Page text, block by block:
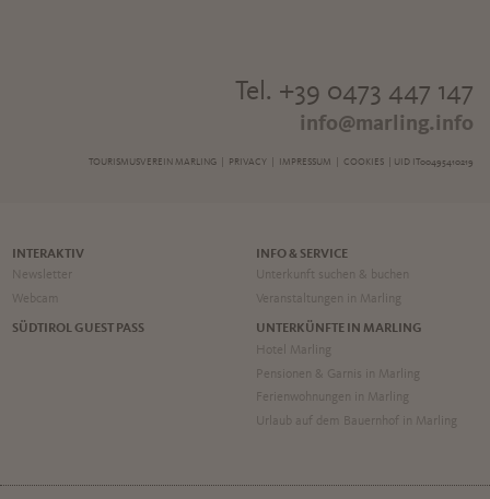
Tel. +39 0473 447 147
info@marling.info
TOURISMUSVEREIN MARLING | PRIVACY| IMPRESSUM COOKIES | UID IT00495410219
INTERAKTIV
Newsletter
Webcam
INFO & SERVICE
Unterkunft suchen & buchen
Veranstaltungen in Marling
SÜDTIROL GUEST PASS
UNTERKÜNFTE IN MARLING
Hotel Marling
Pensionen & Garnis in Marling
Ferienwohnungen in Marling
Urlaub auf dem Bauernhof in Marling